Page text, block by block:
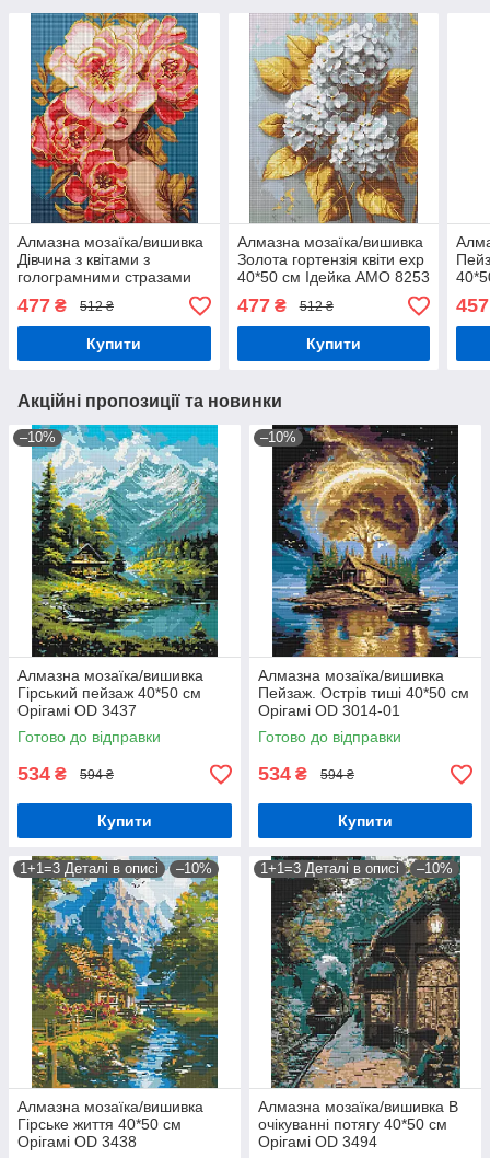
Алмазна мозаїка/вишивка
Дівчина з квітами з
голограмними стразами
40*50 см Ідейка AMO 8004
477 ₴ 512 ₴
Купити
Алмазна мозаїка/вишивка
Золота гортензія квіти exp
40*50 см Ідейка AMO 8253
477₴ 512 ₴
Купити
457
Акційні пропозиції та новинки
–10%
Алмазна мозаїка/вишивка
Гірський пейзаж 40*50 см
Орігамі OD 3437
Готово до відправки
534 ₴ 594 ₴
Купити
–10%
Алмазна мозаїка/вишивка
Пейзаж. Острів тиші 40*50 см
Орігамі OD 3014-01
Готово до відправки
534 ₴ 594 ₴
Купити
1+1=3 Деталі в описі –10%
Алмазна мозаїка/вишивка
Гірське життя 40*50 см
Орігамі OD 3438
1+1=3 Деталі в описі –10%
Алмазна мозаїка/вишивка В
очікуванні потягу 40*50 см
Орігамі OD 3494